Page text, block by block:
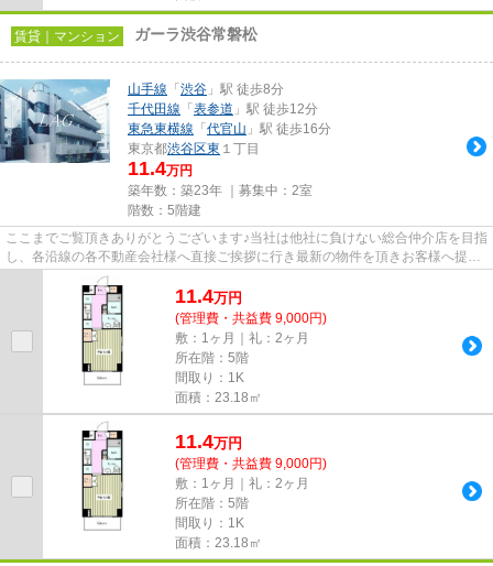
賃貸｜マンション ガーラ渋谷常磐松
山手線 「 渋谷 」駅 徒歩8分
千代田線 「 表参道 」駅 徒歩12分
東急東横線 「 代官山 」駅 徒歩16分
東京都渋谷区東 １丁目
11.4万円
築年数：築23年 ｜募集中： 2室
階数：5階建
ここまでご覧頂きありがとうございます♪当社は他社に負けない総合仲介店を目指
し、各沿線の各不動産会社様へ直接ご挨拶に行き最新の物件を頂きお客様へ提供
しております！最新の情報は...
11.4万円
(管理費・共益費 9,000円)
敷：1ヶ月｜礼：2ヶ月
所在階：5階
間取り：1K
面積：23.18㎡
11.4万円
(管理費・共益費 9,000円)
敷：1ヶ月｜礼：2ヶ月
所在階：5階
間取り：1K
面積：23.18㎡